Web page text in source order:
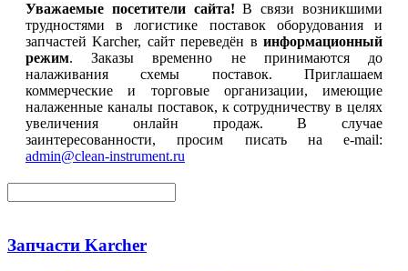
Уважаемые посетители сайта! В связи возникшими
трудностями в логистике поставок оборудования и
запчастей Karcher, сайт переведён в информационный
режим. Заказы временно не принимаются до
налаживания схемы поставок. Приглашаем
коммерческие и торговые организации, имеющие
налаженные каналы поставок, к сотрудничеству в целях
увеличения онлайн продаж. В случае
заинтересованности, просим писать на e-mail:
admin@clean-instrument.ru
Запчасти Karcher